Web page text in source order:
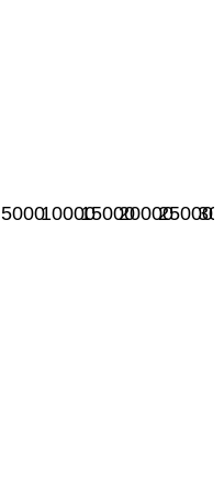
500010000150002000025000